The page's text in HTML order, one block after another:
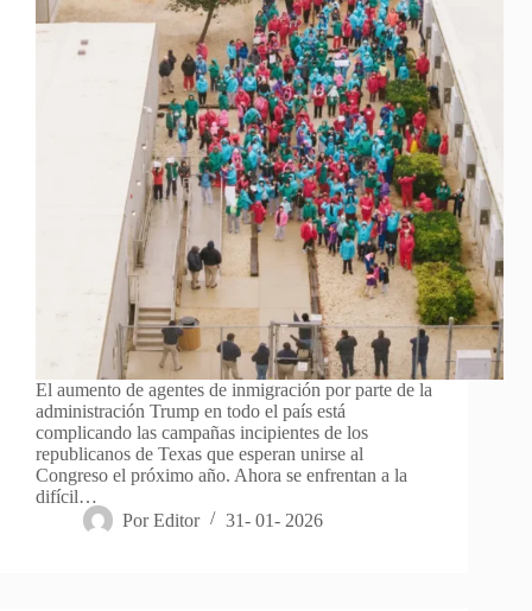
El aumento de agentes de inmigración por parte de la
administración Trump en todo el país está
complicando las campañas incipientes de los
republicanos de Texas que esperan unirse al
Congreso el próximo año. Ahora se enfrentan a la
difícil…
Por Editor 31- 01- 2026